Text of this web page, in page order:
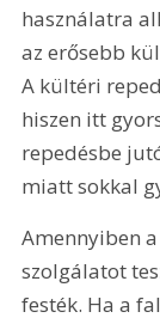
használatra
az erősebb
A kültéri
hiszen itt
repedésbe
miatt sokkal
Amennyiben
szolgálatot
festék. Ha a